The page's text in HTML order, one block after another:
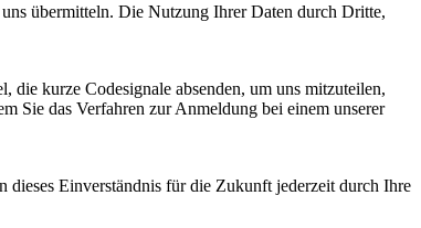
übermitteln. Die Nutzung Ihrer Daten durch Dritte,
kurze Codesignale absenden, um uns mitzuteilen,
Sie das Verfahren zur Anmeldung bei einem unserer
Einverständnis für die Zukunft jederzeit durch Ihre